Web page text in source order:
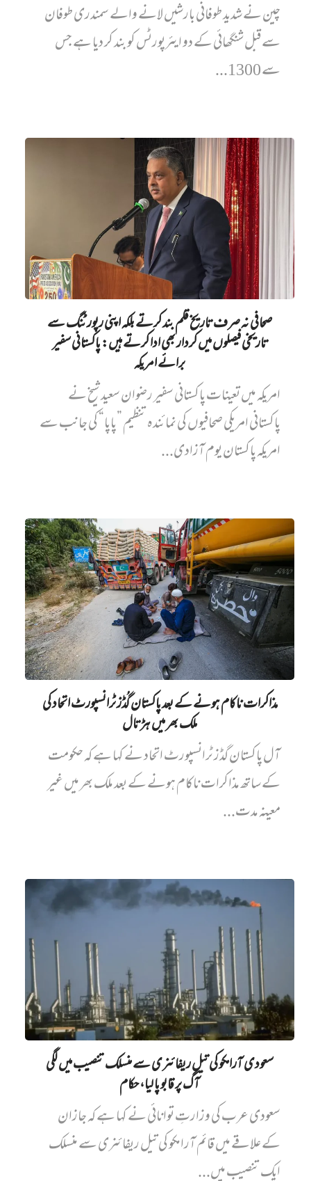
چین نے شدید طوفانی بارشیں لانے والے سمندری طوفان
سے قبل شنگھائی کے دو ایئرپورٹس کو بند کر دیا ہے جس
سے 1300...
صحافی نہ صرف تاریخ قلم بند کرتے بلکہ اپنی رپورٹنگ سے
تاریخی فیصلوں میں کردار بھی ادا کرتے ہیں: پاکستانی سفیر
برائے امریکہ
امریکہ میں تعینات پاکستانی سفیر رضوان سعید شیخ نے
پاکستانی امریکی صحافیوں کی نمائندہ تنظیم ”پاپا“ کی جانب سے
امریکہ پاکستان یوم آزادی...
مذاکرات ناکام ہونے کے بعد پاکستان گُڈز ٹرانسپورٹ اتحاد کی
ملک بھر میں ہڑتال
آل پاکستان گڈز ٹرانسپورٹ اتحاد نے کہا ہے کہ حکومت
کے ساتھ مذاکرات ناکام ہونے کے بعد ملک بھر میں غیر
معینہ مدت...
سعودی آرامکو کی تیل ریفائنری سے منسلک تنصیب میں‌ لگی
آگ پر قابو پا لیا، حکام
سعودی عرب کی وزارتِ توانائی نے کہا ہے کہ جازان
کے علاقے میں قائم آرامکو کی تیل ریفائنری سے منسلک
ایک تنصیب میں...